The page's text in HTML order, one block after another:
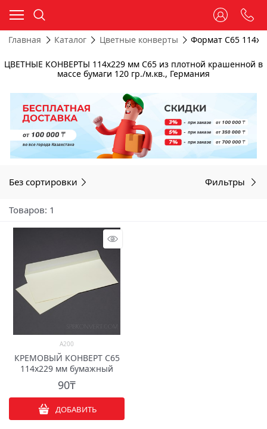
Главная Каталог Цветные конверты Формат C65
ЦВЕТНЫЕ КОНВЕРТЫ 114х229 мм C65 из плотной крашенной в
массе бумаги 120 гр./м.кв., Германия
Без сортировки Фильтры
Товаров: 1
A200
КРЕМОВЫЙ КОНВЕРТ C65
114х229 мм бумажный
90₸
ДОБАВИТЬ